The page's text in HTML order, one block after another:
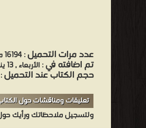
عدد مرات التحميل: 16194 مرّة / مرات.
تم اضافته في: الأربعاء , 13 يناير 2016م.
حجم الكتاب عند التحميل: 994.2 كيلوبايت .
تعليقات ومناقشات حول
ولتسجيل ملاحظاتك ورأيك